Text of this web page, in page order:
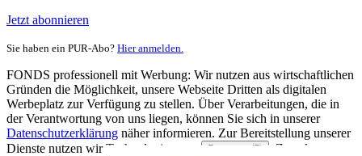
Jetzt abonnieren
Sie haben ein PUR-Abo? Hier anmelden.
FONDS professionell mit Werbung: Wir nutzen aus wirtschaftlichen
Gründen die Möglichkeit, unsere Webseite Dritten als digitalen
Werbeplatz zur Verfügung zu stellen. Über Verarbeitungen, die in
der Verantwortung von uns liegen, können Sie sich in unserer
Datenschutzerklärung näher informieren. Zur Bereitstellung unserer
Dienste nutzen wir Technologien von
Partnern (5)
. Zwecke: